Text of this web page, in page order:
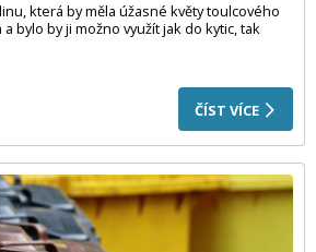
která by měla úžasné květy toulcového
bylo by ji možno využít jak do kytic, tak
ČÍST VÍCE